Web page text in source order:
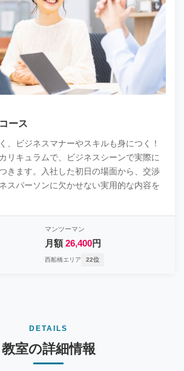
ース
、ビジネスマナーやスキルも身につく！
リキュラムで、ビジネスシーンで実際に
きます。入社した初日の場面から、交渉
スパーソンに欠かせない実用的な内容を
マンツーマン
月額26,400円
西船橋エリア 22位
DETAILS
教室の詳細情報